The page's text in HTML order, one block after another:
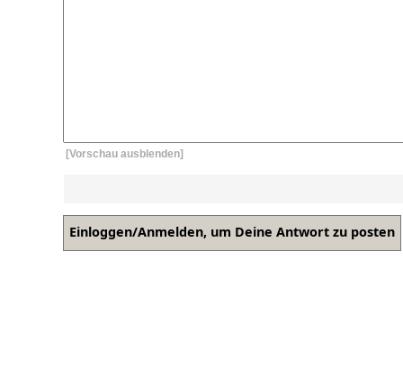
[Vorschau ausblenden]